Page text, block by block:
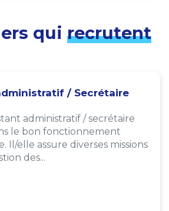
qui recrutent
/ Secrétaire
administratif / secrétaire
le bon fonctionnement
Il/elle assure diverses missions
des...